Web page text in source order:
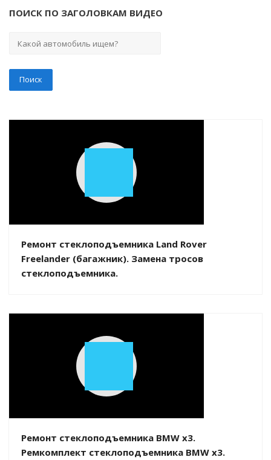
ПОИСК ПО ЗАГОЛОВКАМ ВИДЕО
Play
Ремонт стеклоподъемника Land Rover
Freelander (багажник). Замена тросов
стеклоподъемника.
Play
Ремонт стеклоподъемника BMW x3.
Ремкомплект стеклоподъемника BMW x3.